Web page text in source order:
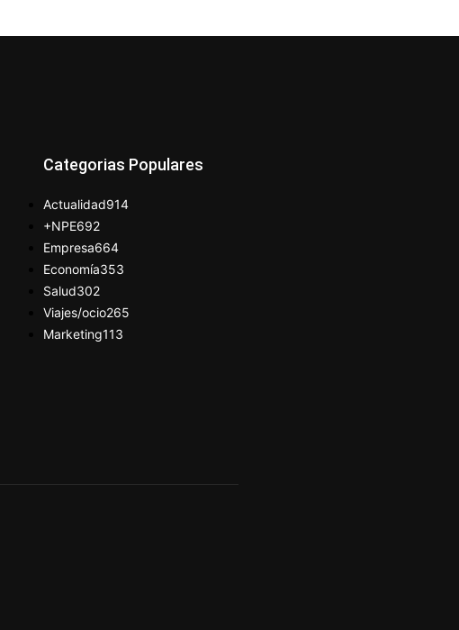
Categorias Populares
Actualidad914
+NPE692
Empresa664
Economía353
Salud302
Viajes/ocio265
Marketing113